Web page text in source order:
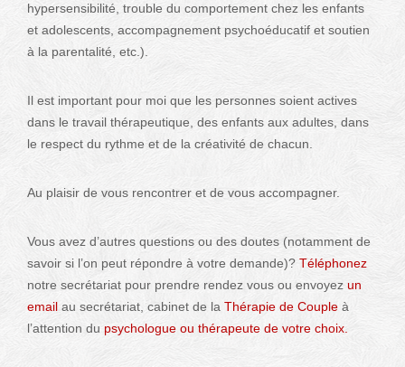
hypersensibilité, trouble du comportement chez les enfants
et adolescents, accompagnement psychoéducatif et soutien
à la parentalité, etc.).
Il est important pour moi que les personnes soient actives
dans le travail thérapeutique, des enfants aux adultes, dans
le respect du rythme et de la créativité de chacun.
Au plaisir de vous rencontrer et de vous accompagner.
Vous avez d’autres questions ou des doutes (notamment de
savoir si l’on peut répondre à votre demande)? Téléphonez
notre secrétariat pour prendre rendez vous ou envoyez un
email au secrétariat, cabinet de la Thérapie de Couple à
l’attention du psychologue ou thérapeute de votre choix.